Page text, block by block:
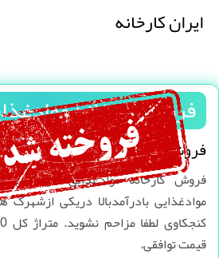
ایران کارخانه
فروش کارخانه
فروش کارخانه موادغذایی در
فروش کارخانه موادغذایی در
موادغذایی بادرآمدبالا دریکی
قیمت توافقی.